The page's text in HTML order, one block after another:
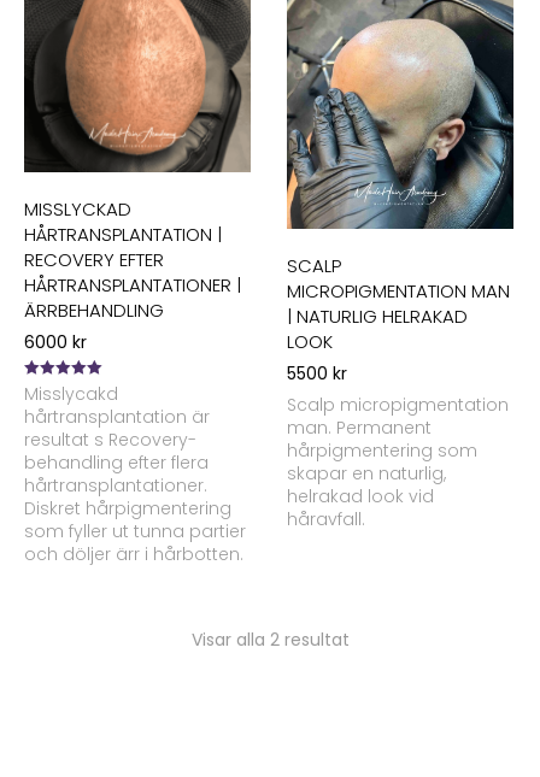
MISSLYCKAD
HÅRTRANSPLANTATION |
RECOVERY EFTER
HÅRTRANSPLANTATIONER |
ÄRRBEHANDLING
6000 kr
Betygsatt
5.00av 5
Misslycakd
hårtransplantation är
resultat s Recovery-
behandling efter flera
hårtransplantationer.
Diskret hårpigmentering
som fyller ut tunna partier
och döljer ärr i hårbotten.
SCALP
MICROPIGMENTATION MAN
| NATURLIG HELRAKAD
LOOK
5500 kr
Scalp micropigmentation
man. Permanent
hårpigmentering som
skapar en naturlig,
helrakad look vid
håravfall.
Visar alla 2 resultat